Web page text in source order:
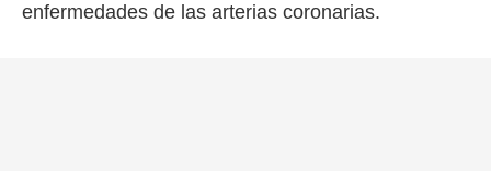
enfermedades de las arterias coronarias.